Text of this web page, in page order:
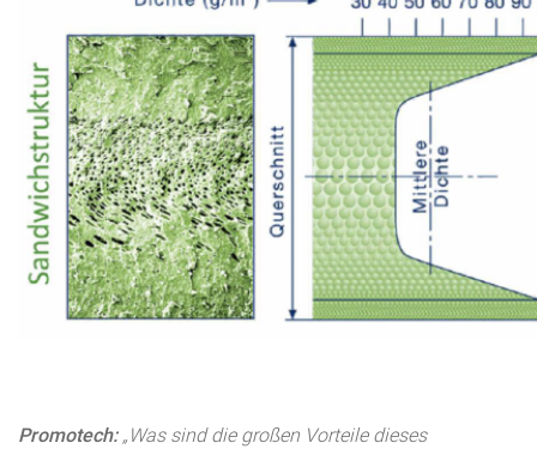
Promotech:„Was sind die großen Vorteile dieses